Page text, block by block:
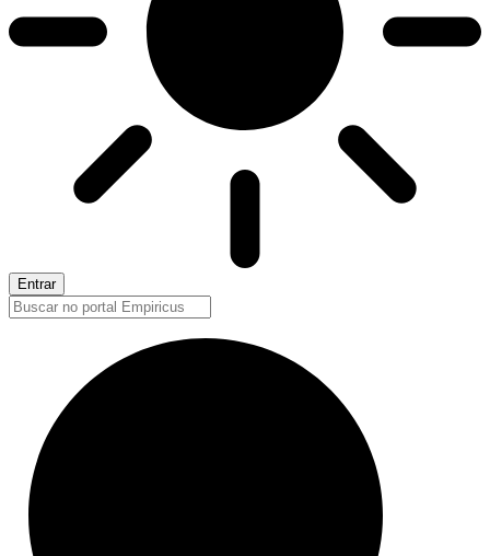
Entrar